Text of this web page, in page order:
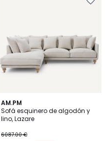
AM.PM
Sofá esquinero de algodón y
lino, Lazare
6087.00 €
3
Colores